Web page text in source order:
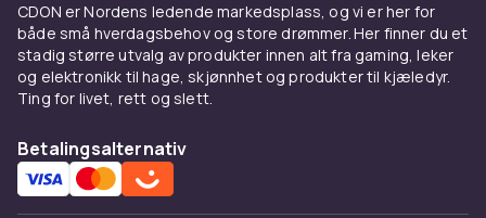
Et godt deksel beskytter din Samsung Galaxy
S7 mot riper, støt og hverdagslige uhell. Velg
mellom tynne silikon-deksel som bevarer
telefonens slanke profil, eller robuste
støtdempende modeller for ekstra
beskyttelse. Se hele utvalget av
tilbehørhos CDON.
CDON er Nordens ledende markedsplass, og vi er her for
både små hverdagsbehov og store drømmer. Her finner du et
stadig større utvalg av produkter innen alt fra gaming, leker
og elektronikk til hage, skjønnhet og produkter til kjæledyr.
Ting for livet, rett og slett.
Betalingsalternativ